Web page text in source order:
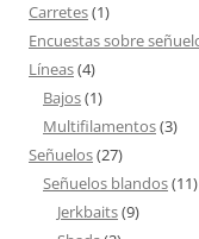
Carretes(1)
Encuestas sobre
Líneas(4)
Bajos(1)
Multifilamentos(3)
Señuelos(27)
Señuelos blandos(11)
Jerkbaits(9)